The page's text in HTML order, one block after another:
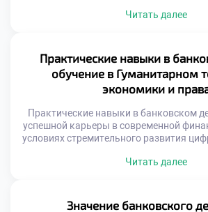
для населения. Эта поддержка
значимыми. Банковская сфера
кассы и […]
Читать далее
Практические навыки в
обучение в Гуманитарном
экономики и
Практические навыки в банковском
успешной карьеры в современной
условиях стремительного развития
должны обладать не только
реализуется в Гуманитарном
Читать далее
Значение банковского